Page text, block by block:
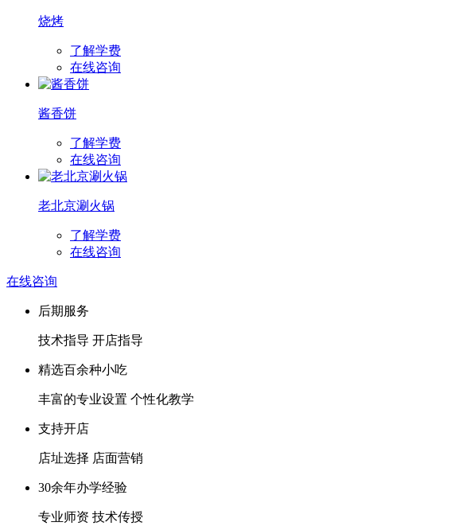
烧烤
了解学费
在线咨询
酱香饼
了解学费
在线咨询
老北京涮火锅
了解学费
在线咨询
在线咨询
后期服务
技术指导 开店指导
精选百余种小吃
丰富的专业设置 个性化教学
支持开店
店址选择 店面营销
30余年办学经验
专业师资 技术传授